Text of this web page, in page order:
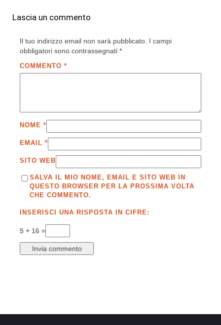
Lascia un commento
Il tuo indirizzo email non sarà pubblicato. I campi
obbligatori sono contrassegnati *
COMMENTO *
NOME *
EMAIL *
SITO WEB
SALVA IL MIO NOME, EMAIL E SITO WEB IN
QUESTO BROWSER PER LA PROSSIMA VOLTA
CHE COMMENTO.
INSERISCI UNA RISPOSTA IN CIFRE:
5 + 16 =